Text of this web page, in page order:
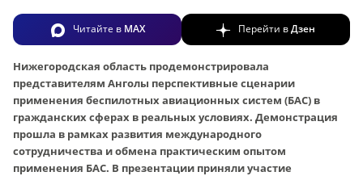
Читайте в MAX Перейти вДзен
Нижегородская область продемонстрировала
представителям Анголы перспективные сценарии
применения беспилотных авиационных систем (БАС) в
гражданских сферах в реальных условиях. Демонстрация
прошла в рамках развития международного
сотрудничества и обмена практическим опытом
применения БАС. В презентации приняли участие